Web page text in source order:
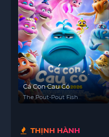
Cá Con Cau Có
The Pout-Pout Fish
THỊNH HÀNH